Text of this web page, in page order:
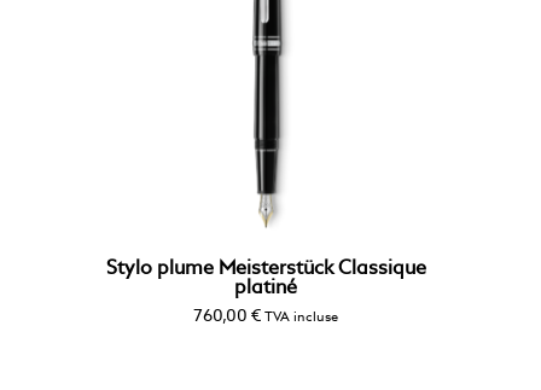
Stylo plume Meisterstück Classique
platiné
760,00 € TVA incluse